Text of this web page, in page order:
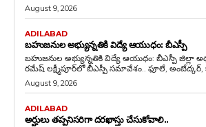
August 9, 2026
ADILABAD
బహుజనుల అభ్యున్నతికి విద్యే ఆయుధం: బీఎస్పీ
బహుజనుల అభ్యున్నతికి విద్యే ఆయుధం: బీఎస్పీ జిల్లా
రమేష్ లక్ష్మీపూర్‌లో బీఎస్పీ సమావేశం.. ఫూలే, అంబేద్కర్,
August 9, 2026
ADILABAD
అర్హులు తప్పనిసరిగా దరఖాస్తు చేసుకోవాలి..